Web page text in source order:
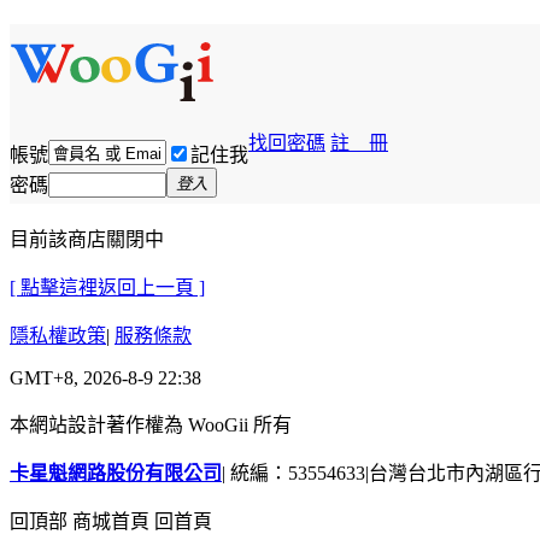
帳號 記住我
找回密碼 註 冊
密碼 登入
目前該商店關閉中
[ 點擊這裡返回上一頁 ]
隱私權政策| 服務條款
GMT+8, 2026-8-9 22:38
本網站設計著作權為 WooGii 所有
卡星魁網路股份有限公司 | 統編：53554633|台灣台北市內湖區
回頂部 商城首頁 回首頁